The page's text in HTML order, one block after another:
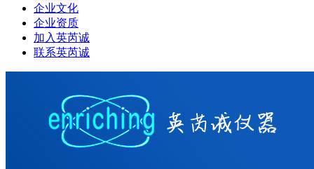
企业文化
企业资质
加入英芮诚
联系英芮诚